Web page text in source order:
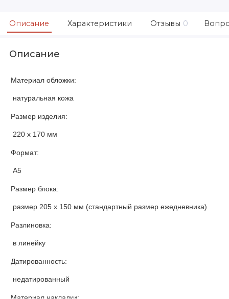
Описание Характеристики Отзывы 0
Описание
Материал обложки:
натуральная кожа
Размер изделия:
220 х 170 мм
Формат:
А5
Размер блока:
размер 205 х 150 мм (стандартный размер ежедневника)
Разлиновка:
в линейку
Датированность:
недатированный